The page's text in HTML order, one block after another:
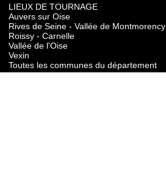
LIEUX DE TOURNAGE
Auvers sur Oise
Rives de Seine - Vallée de Montmorency
Roissy - Carnelle
Vallée de l'Oise
Vexin
Toutes les communes du département